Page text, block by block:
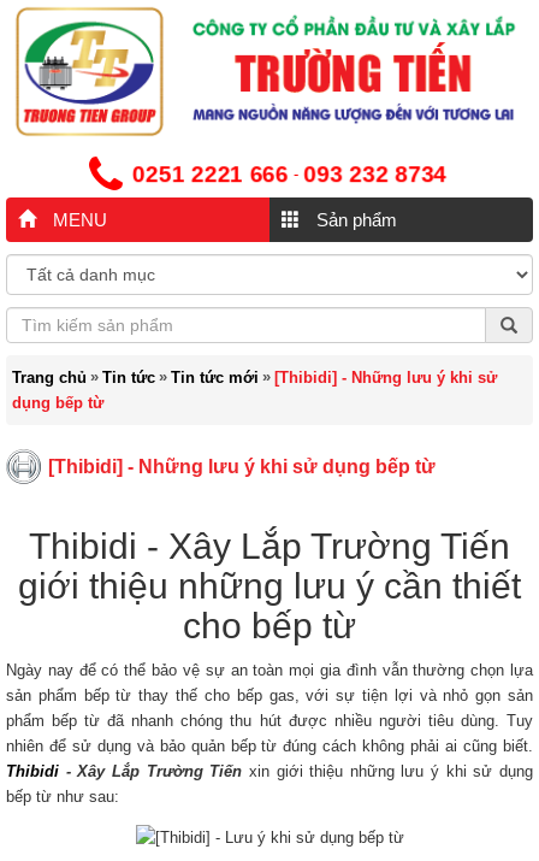
0251 2221 666 -093 232 8734
MENU Sản phẩm
Trang chủ » Tin tức » Tin tức mới » [Thibidi] - Những lưu ý khi sử
dụng bếp từ
[Thibidi] - Những lưu ý khi sử dụng bếp từ
Thibidi - Xây Lắp Trường Tiến
giới thiệu những lưu ý cần thiết
cho bếp từ
Ngày nay để có thể bảo vệ sự an toàn mọi gia đình vẫn thường chọn lựa
sản phẩm bếp từ thay thế cho bếp gas, với sự tiện lợi và nhỏ gọn sản
phẩm bếp từ đã nhanh chóng thu hút được nhiều người tiêu dùng. Tuy
nhiên để sử dụng và bảo quản bếp từ đúng cách không phải ai cũng biết.
Thibidi - Xây Lắp Trường Tiến xin giới thiệu những lưu ý khi sử dụng
bếp từ như sau: